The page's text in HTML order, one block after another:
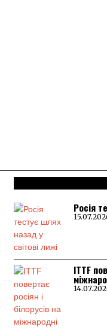
Росія
ITTF